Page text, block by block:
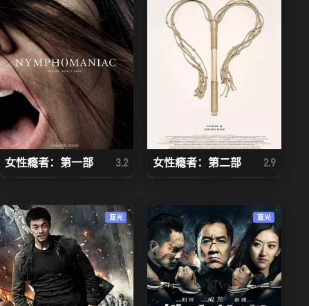
女性瘾者：第一部 3.2 女性瘾者：第二部 2.9
蓝光 蓝光